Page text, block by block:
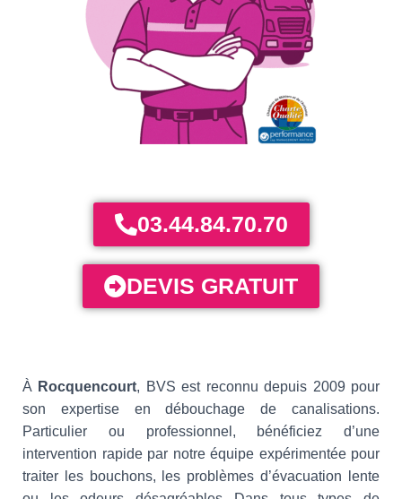
03.44.84.70.70
DEVIS GRATUIT
À Rocquencourt, BVS est reconnu depuis 2009 pour
son expertise en débouchage de canalisations.
Particulier ou professionnel, bénéficiez d’une
intervention rapide par notre équipe expérimentée pour
traiter les bouchons, les problèmes d’évacuation lente